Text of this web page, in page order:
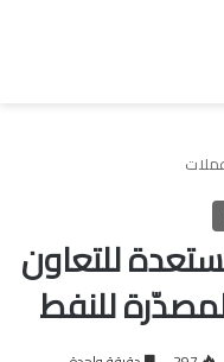
للتعاون
للنفط